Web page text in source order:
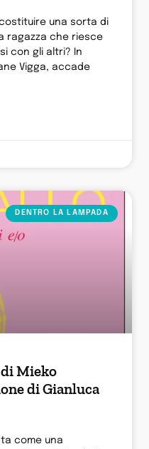
una sorta di
ragazza che riesce
con gli altri? In
Vigga, accade
DENTRO LA LAMPADA
Mieko
di Gianluca
come una